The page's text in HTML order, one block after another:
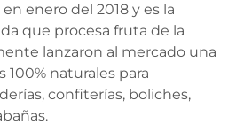
enero del 2018 y es la
que procesa fruta de la
lanzaron al mercado una
100% naturales para
confiterías, boliches,